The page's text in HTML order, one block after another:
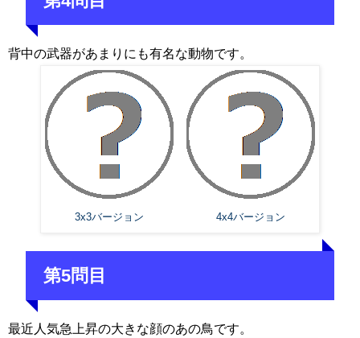
背中の武器があまりにも有名な動物です。
3x3バージョン 4x4バージョン
第5問目
最近人気急上昇の大きな顔のあの鳥です。